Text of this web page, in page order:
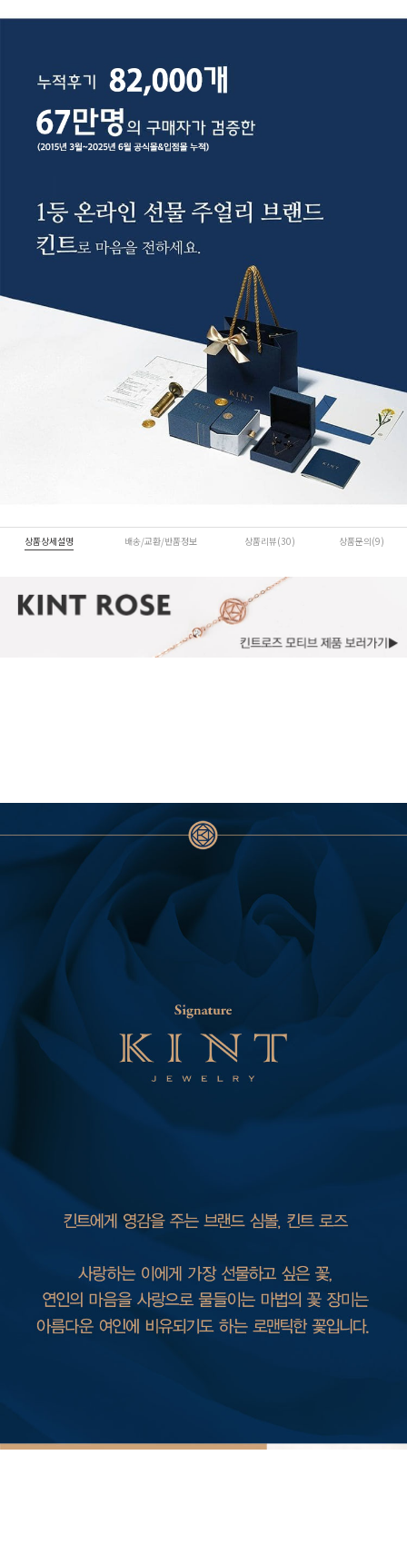
상품상세설명 배송/교환/반품정보 상품리뷰(30) 상품문의(9)